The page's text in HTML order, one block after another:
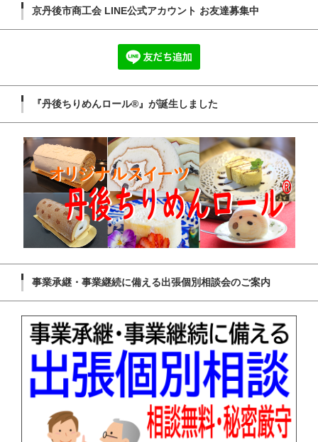
京丹後市商工会 LINE公式アカウント お友達募集中
『丹後ちりめんロール®』が誕生しました
事業承継・事業継続に備える出張個別相談会のご案内